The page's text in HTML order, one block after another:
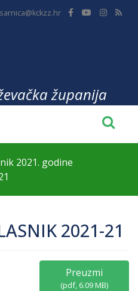
županija
2021. godine
2021-21
Preuzmi
(pdf, 6.09 MB)